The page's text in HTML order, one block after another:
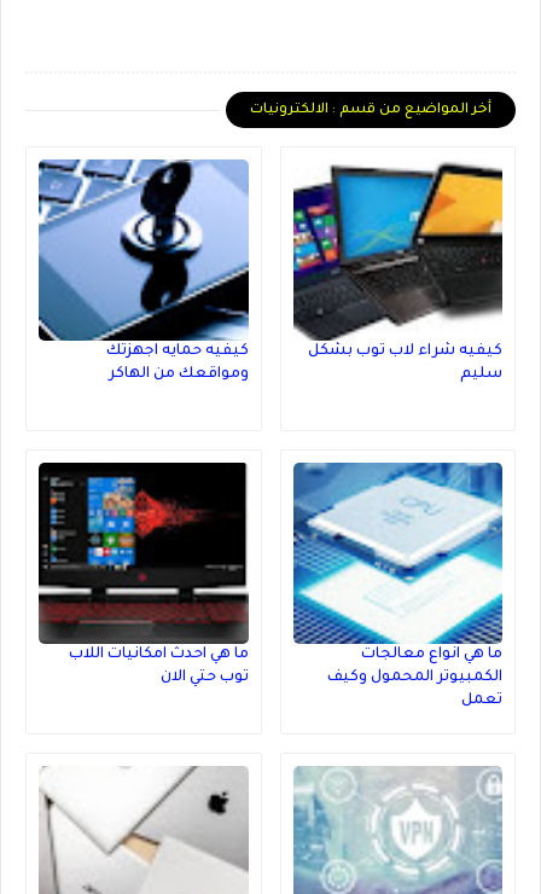
أخر المواضيع من قسم : الالكترونيات
كيفيه شراء لاب توب بشكل
سليم
كيفيه حمايه اجهزتك
ومواقعك من الهاكر
ما هي انواع معالجات
الكمبيوتر المحمول وكيف
تعمل
ما هي احدث امكانيات اللاب
توب حتي الان